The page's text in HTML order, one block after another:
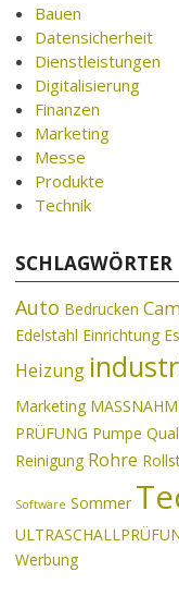
Bauen
Datensicherheit
Dienstleistungen
Digitalisierung
Finanzen
Marketing
Messe
Produkte
Technik
SCHLAGWÖRTER
Auto Bedrucken
Edelstahl Einrichtung
Heizung
Marketing
PRÜFUNG Pumpe
Reinigung Rohre
Software Sommer
Werbung